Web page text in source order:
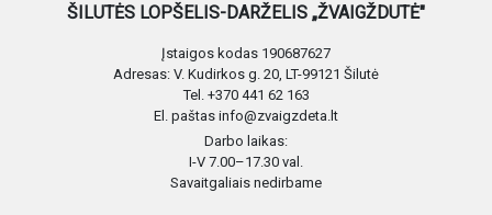
ŠILUTĖS LOPŠELIS-DARŽELIS „ŽVAIGŽDUTĖ"
Įstaigos kodas 190687627
Adresas: V. Kudirkos g. 20, LT-99121 Šilutė
Tel. +370 441 62 163
El. paštas info@zvaigzdeta.lt
Darbo laikas:
I-V 7.00–17.30 val.
Savaitgaliais nedirbame